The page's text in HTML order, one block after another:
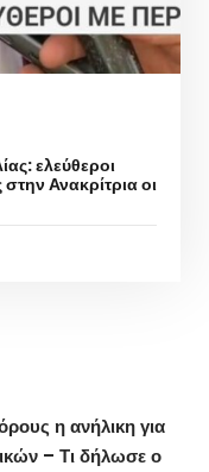
ελεύθεροι
Ανακρίτρια οι
η ανήλικη για
– Τι δήλωσε ο